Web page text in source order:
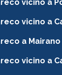
vicino a
vicino a
a Mairano
vicino a